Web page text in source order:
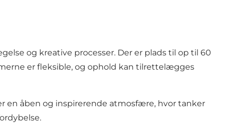
og kreative processer. Der er plads til op til 60
er fleksible, og ophold kan tilrettelægges
en åben og inspirerende atmosfære, hvor tanker